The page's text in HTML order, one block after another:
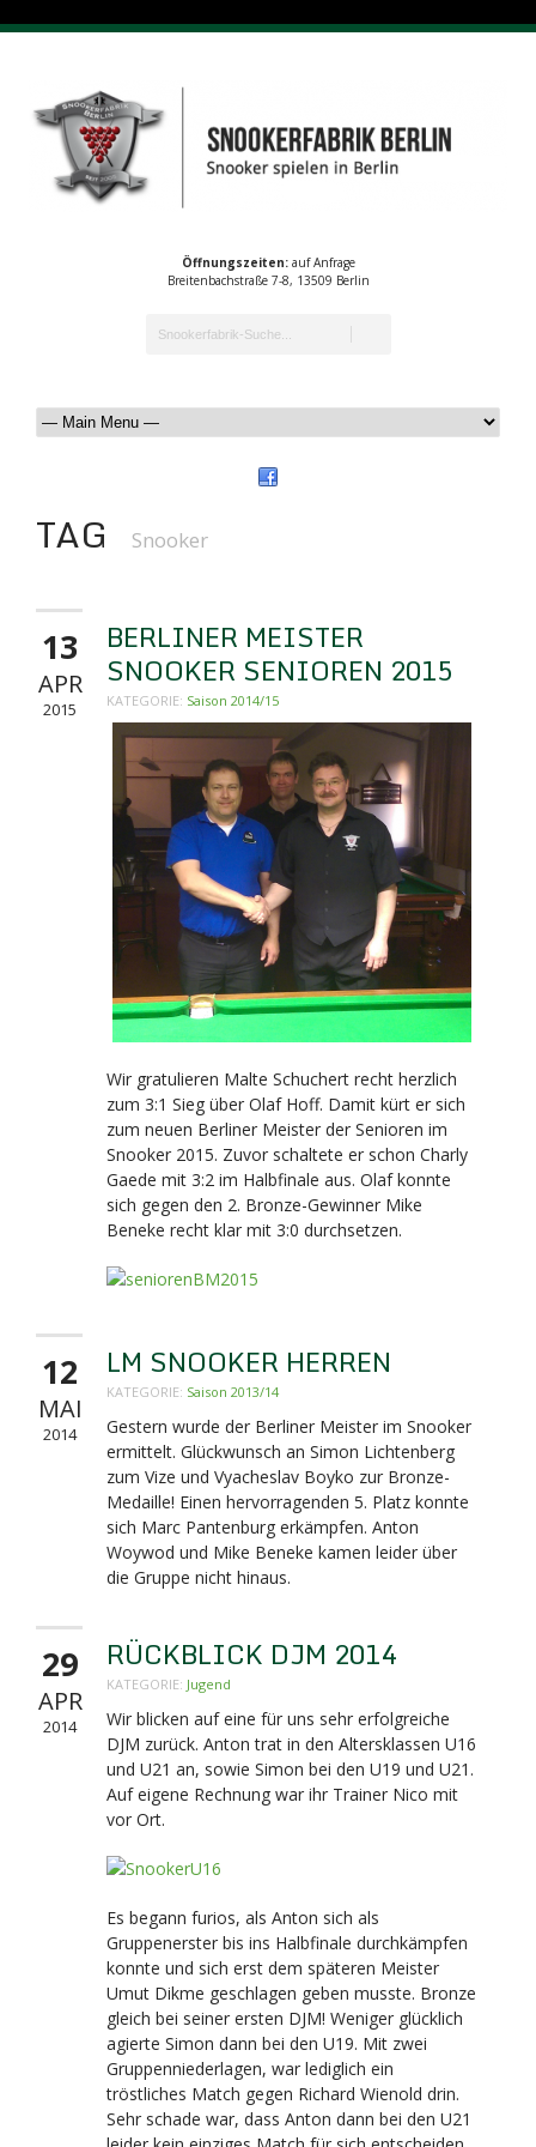
Öffnungszeiten:auf Anfrage
Breitenbachstraße 7-8, 13509 Berlin
TAG Snooker
13
APR
2015
BERLINER MEISTER
SNOOKER SENIOREN 2015
KATEGORIE: Saison 2014/15
Wir gratulieren Malte Schuchert recht herzlich
zum 3:1 Sieg über Olaf Hoff. Damit kürt er sich
zum neuen Berliner Meister der Senioren im
Snooker 2015. Zuvor schaltete er schon Charly
Gaede mit 3:2 im Halbfinale aus. Olaf konnte
sich gegen den 2. Bronze-Gewinner Mike
Beneke recht klar mit 3:0 durchsetzen.
12
MAI
2014
LM SNOOKER HERREN
KATEGORIE: Saison 2013/14
Gestern wurde der Berliner Meister im Snooker
ermittelt. Glückwunsch an Simon Lichtenberg
zum Vize und Vyacheslav Boyko zur Bronze-
Medaille! Einen hervorragenden 5. Platz konnte
sich Marc Pantenburg erkämpfen. Anton
Woywod und Mike Beneke kamen leider über
die Gruppe nicht hinaus.
29
APR
2014
RÜCKBLICK DJM 2014
KATEGORIE: Jugend
Wir blicken auf eine für uns sehr erfolgreiche
DJM zurück. Anton trat in den Altersklassen U16
und U21 an, sowie Simon bei den U19 und U21.
Auf eigene Rechnung war ihr Trainer Nico mit
vor Ort.
Es begann furios, als Anton sich als
Gruppenerster bis ins Halbfinale durchkämpfen
konnte und sich erst dem späteren Meister
Umut Dikme geschlagen geben musste. Bronze
gleich bei seiner ersten DJM! Weniger glücklich
agierte Simon dann bei den U19. Mit zwei
Gruppenniederlagen, war lediglich ein
tröstliches Match gegen Richard Wienold drin.
Sehr schade war, dass Anton dann bei den U21